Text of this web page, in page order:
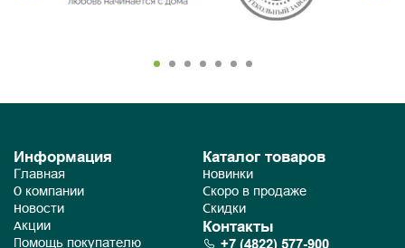
Информация
Главная
О компании
Новости
Акции
Помощь покупателю
Каталог товаров
Новинки
Скоро в продаже
Скидки
Контакты
+7 (4822) 577-900